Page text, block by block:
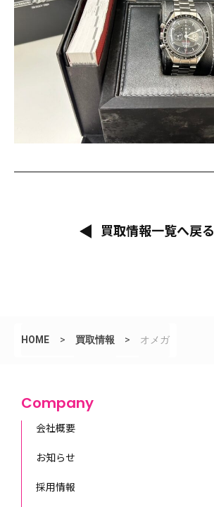
買取情報一覧へ戻る
HOME > 買取情報 > オメガ
Company
会社概要
お知らせ
採用情報